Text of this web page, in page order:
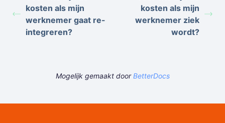
kosten als mijn
werknemer gaat re-
integreren?
kosten als mijn
werknemer ziek
wordt?
Mogelijk gemaakt doorBetterDocs